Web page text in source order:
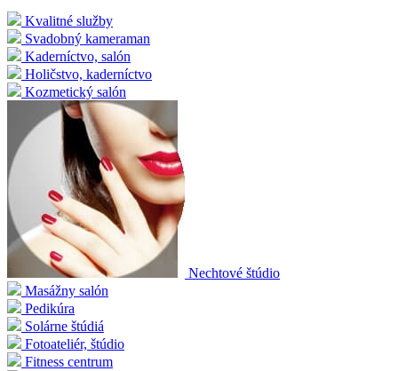
Kvalitné služby
Svadobný kameraman
Kaderníctvo, salón
Holičstvo, kaderníctvo
Kozmetický salón
Nechtové štúdio
Masážny salón
Pedikúra
Solárne štúdiá
Fotoateliér, štúdio
Fitness centrum